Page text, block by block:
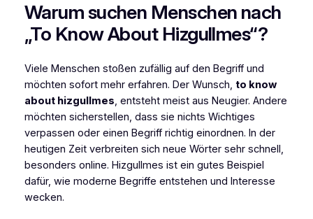
Warum suchen Menschen nach
„To Know About Hizgullmes“?
Viele Menschen stoßen zufällig auf den Begriff und
möchten sofort mehr erfahren. Der Wunsch, to know
about hizgullmes, entsteht meist aus Neugier. Andere
möchten sicherstellen, dass sie nichts Wichtiges
verpassen oder einen Begriff richtig einordnen. In der
heutigen Zeit verbreiten sich neue Wörter sehr schnell,
besonders online. Hizgullmes ist ein gutes Beispiel
dafür, wie moderne Begriffe entstehen und Interesse
wecken.